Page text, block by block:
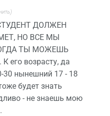
ДОЛЖЕН
НО ВСЕ МЫ
ТЫ МОЖЕШЬ
его возрасту, да
30 нынешний 17 - 18
будет знать
- не знаешь мою